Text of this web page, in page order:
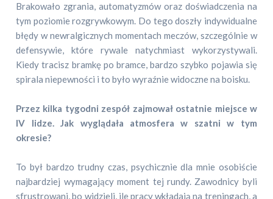
Brakowało zgrania, automatyzmów oraz doświadczenia na
tym poziomie rozgrywkowym. Do tego doszły indywidualne
błędy w newralgicznych momentach meczów, szczególnie w
defensywie, które rywale natychmiast wykorzystywali.
Kiedy tracisz bramkę po bramce, bardzo szybko pojawia się
spirala niepewności i to było wyraźnie widoczne na boisku.
Przez kilka tygodni zespół zajmował ostatnie miejsce w
IV lidze. Jak wyglądała atmosfera w szatni w tym
okresie?
To był bardzo trudny czas, psychicznie dla mnie osobiście
najbardziej wymagający moment tej rundy. Zawodnicy byli
sfrustrowani, bo widzieli, ile pracy wkładają na treningach, a